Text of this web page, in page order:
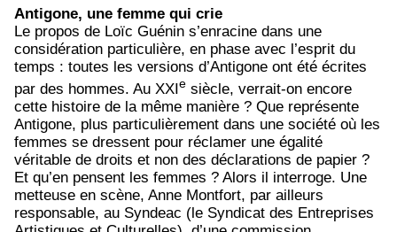
Antigone, une femme qui crie
Le propos de Loïc Guénin s’enracine dans une
considération particulière, en phase avec l’esprit du
temps : toutes les versions d’Antigone ont été écrites
par des hommes. Au XXIe siècle, verrait-on encore
cette histoire de la même manière ? Que représente
Antigone, plus particulièrement dans une société où les
femmes se dressent pour réclamer une égalité
véritable de droits et non des déclarations de papier ?
Et qu’en pensent les femmes ? Alors il interroge. Une
metteuse en scène, Anne Montfort, par ailleurs
responsable, au Syndeac (le Syndicat des Entreprises